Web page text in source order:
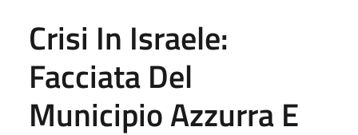
Crisi In Israele:
Facciata Del
Municipio Azzurra E